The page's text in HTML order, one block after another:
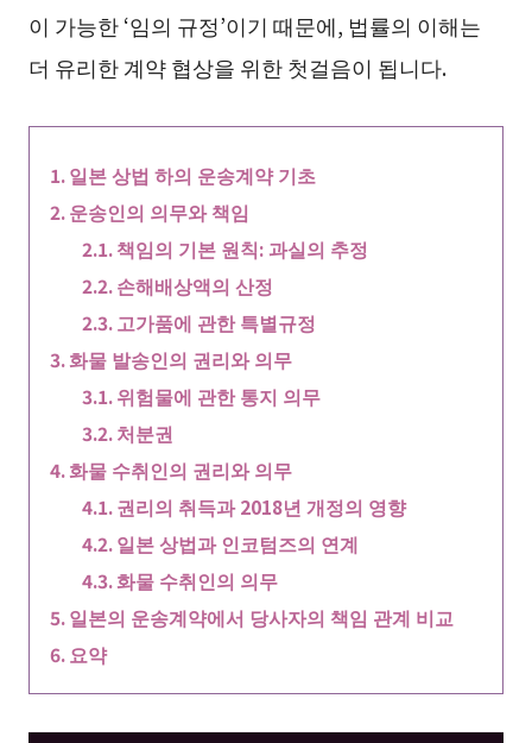
이 가능한 ‘임의 규정’이기 때문에, 법률의 이해는
더 유리한 계약 협상을 위한 첫걸음이 됩니다.
일본 상법 하의 운송계약 기초
운송인의 의무와 책임
책임의 기본 원칙: 과실의 추정
손해배상액의 산정
고가품에 관한 특별규정
화물 발송인의 권리와 의무
위험물에 관한 통지 의무
처분권
화물 수취인의 권리와 의무
권리의 취득과 2018년 개정의 영향
일본 상법과 인코텀즈의 연계
화물 수취인의 의무
일본의 운송계약에서 당사자의 책임 관계 비교
요약